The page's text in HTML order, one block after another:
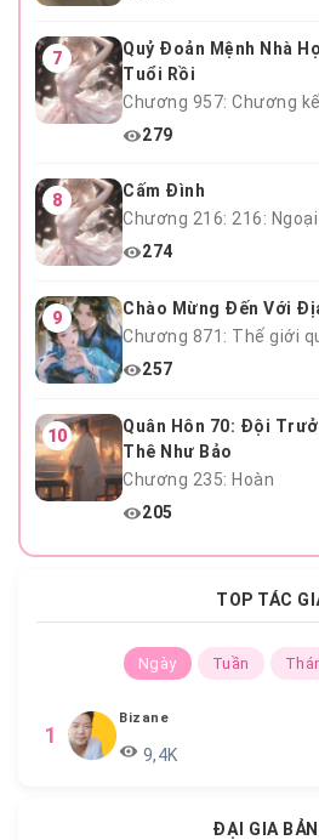
7
Quỷ Đoản Mệnh Nhà
Tuổi Rồi
Chương 957: Chương
279
8
Cấm Đình
274
9
Chào Mừng Đến Với
Chương 871: Thế giới
257
10
Quân Hôn 70: Đội
Thê Như Bảo
Chương 235: Hoàn
205
TOP TÁC
Ngày Tuần
1
Bizane
9,4K
ĐẠI GIA